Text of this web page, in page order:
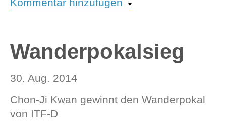
Wanderpokalsieg
30. Aug. 2014
Chon-Ji Kwan gewinnt den Wanderpokal
von ITF-D